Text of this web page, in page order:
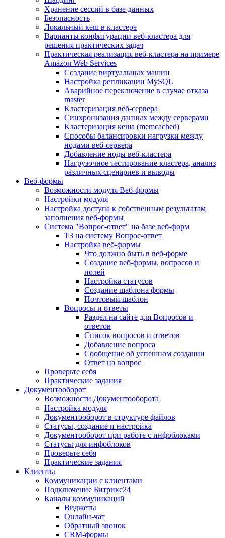
Хранение сессий в базе данных
Безопасность
Локальный кеш в кластере
Варианты конфигурации веб-кластера для
решения практических задач
Практическая реализация веб-кластера на примере
Amazon Web Services
Создание виртуальных машин
Настройка репликации MySQL
Аварийное переключение в случае отказа
master
Кластеризация веб-сервера
Синхронизация данных между серверами
Кластеризация кеша (memcached)
Способы балансировки нагрузки между
нодами веб-сервера
Добавление ноды веб-кластера
Нагрузочное тестирование кластера, анализ
различных сценариев и выводы
Веб-формы
Возможности модуля Веб-формы
Настройки модуля
Настройка доступа к собственным результатам
заполнения веб-формы
Система "Вопрос-ответ" на базе веб-форм
ТЗ на систему Вопрос-ответ
Настройка веб-формы
Что должно быть в веб-форме
Создание веб-формы, вопросов и
полей
Настройка статусов
Создание шаблона формы
Почтовый шаблон
Вопросы и ответы
Раздел на сайте для Вопросов и
ответов
Список вопросов и ответов
Добавление вопроса
Сообщение об успешном создании
Ответ на вопрос
Проверьте себя
Практические задания
Документооборот
Возможности Документооборота
Настройка модуля
Документооборот в структуре файлов
Статусы, создание и настройка
Документооборот при работе с инфоблоками
Статусы для инфоблоков
Проверьте себя
Практические задания
Клиенты
Коммуникации с клиентами
Подключение Битрикс24
Каналы коммуникаций
Виджеты
Онлайн-чат
Обратный звонок
CRM-формы